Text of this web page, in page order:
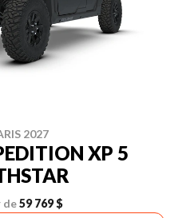
2027
XP 5
de59 769 $